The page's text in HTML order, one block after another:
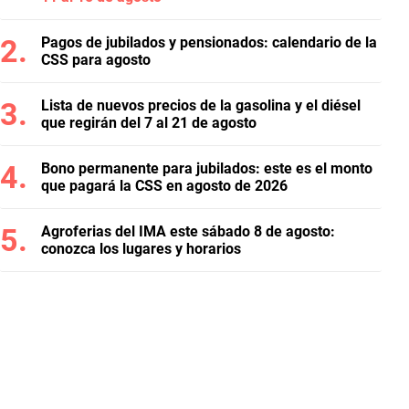
Pagos de jubilados y pensionados: calendario de la
CSS para agosto
Lista de nuevos precios de la gasolina y el diésel
que regirán del 7 al 21 de agosto
Bono permanente para jubilados: este es el monto
que pagará la CSS en agosto de 2026
Agroferias del IMA este sábado 8 de agosto:
conozca los lugares y horarios